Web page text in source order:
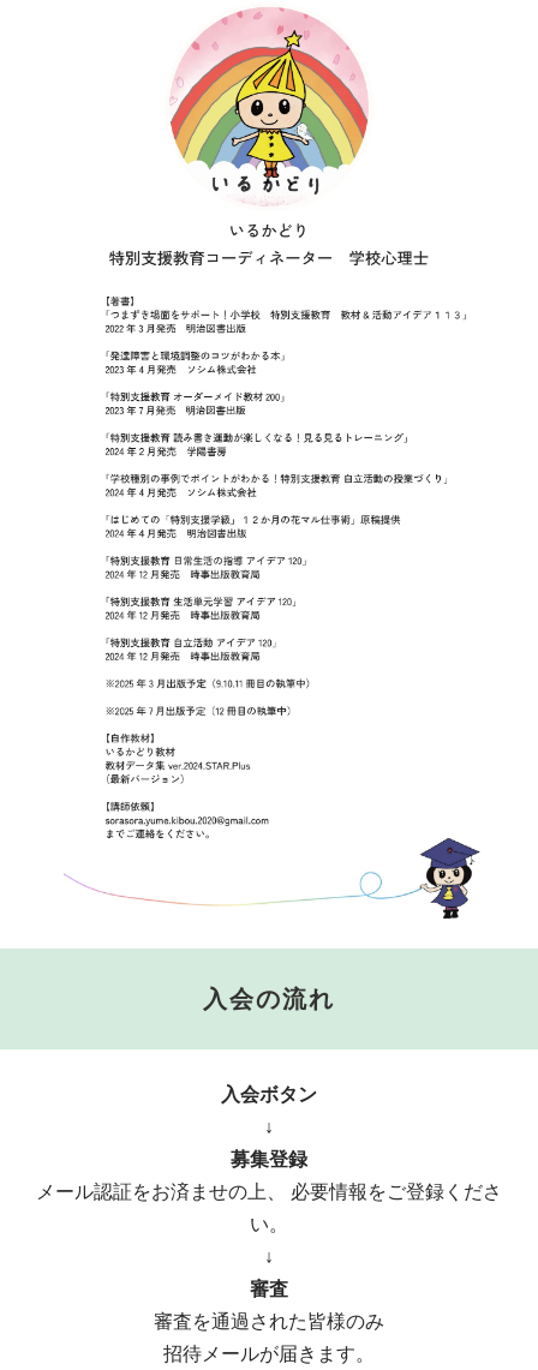
入会の流れ
入会ボタン
↓
募集登録
メール認証をお済ませの上、 必要情報をご登録くださ
い。
↓
審査
審査を通過された皆様のみ
招待メールが届きます。